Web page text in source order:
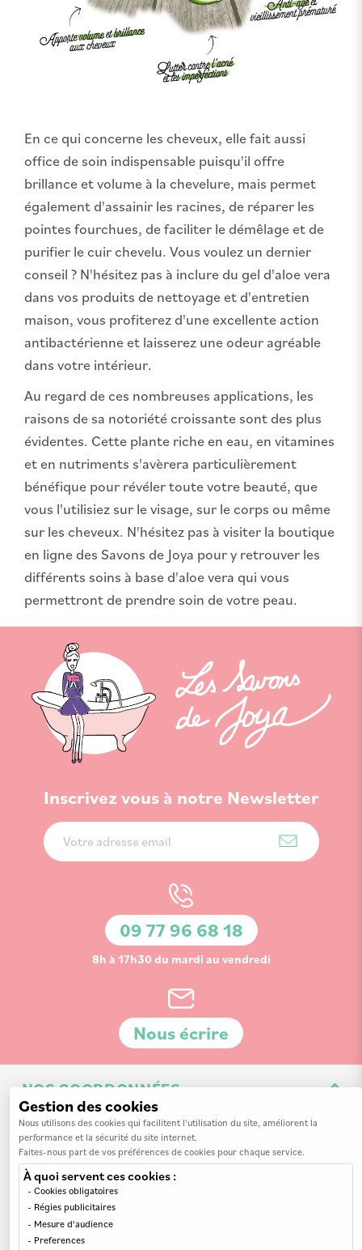
En ce qui concerne les cheveux, elle fait aussi
office de soin indispensable puisqu'il offre
brillance et volume à la chevelure, mais permet
également d'assainir les racines, de réparer les
pointes fourchues, de faciliter le démêlage et de
purifier le cuir chevelu. Vous voulez un dernier
conseil ? N'hésitez pas à inclure du gel d'aloe vera
dans vos produits de nettoyage et d'entretien
maison, vous profiterez d'une excellente action
antibactérienne et laisserez une odeur agréable
dans votre intérieur.
Au regard de ces nombreuses applications, les
raisons de sa notoriété croissante sont des plus
évidentes. Cette plante riche en eau, en vitamines
et en nutriments s'avèrera particulièrement
bénéfique pour révéler toute votre beauté, que
vous l'utilisiez sur le visage, sur le corps ou même
sur les cheveux. N'hésitez pas à visiter la boutique
en ligne des Savons de Joya pour y retrouver les
différents soins à base d'aloe vera qui vous
permettront de prendre soin de votre peau.
Inscrivez vous à notre Newsletter
Inscription
à
09 77 96 68 18
8h à 17h30 du mardi au vendredi
Nous écrire
NOS COORDONNÉES
3 Av. de la 3ème Division d'Infanterie Britannique
14200 Hérouville-Saint-Clair
INFORMATIONS
Gestion des cookies
Nous utilisons des cookies qui facilitent l'utilisation du site, améliorent la
performance et la sécurité du site internet.
Faites-nous part de vos préférences de cookies pour chaque service.
À quoi servent ces cookies :
Cookies obligatoires
Régies publicitaires
Mesure d'audience
Preferences